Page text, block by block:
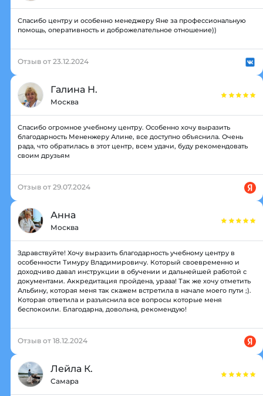
Спасибо центру и особенно менеджеру Яне за профессиональную
помощь, оперативность и доброжелательное отношение))
Отзыв от 23.12.2024
Галина Н.
Москва
Спасибо огромное учебному центру. Особенно хочу выразить
благодарность Мененжеру Алине, все доступно объяснила. Очень
рада, что обратилась в этот центр, всем удачи, буду рекомендовать
своим друзьям
Отзыв от 29.07.2024
Анна
Москва
Здравствуйте! Хочу выразить благодарность учебному центру в
особенности Тимуру Владимировичу. Который своевременно и
доходчиво давал инструкции в обучении и дальнейшей работой с
документами. Аккредитация пройдена, урааа! Так же хочу отметить
Альбину, которая меня так скажем встретила в начале моего пути ;).
Которая ответила и разъяснила все вопросы которые меня
беспокоили. Благодарна, довольна, рекомендую!
Отзыв от 18.12.2024
Лейла К.
Самара